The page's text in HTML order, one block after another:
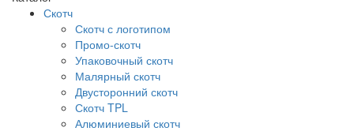
Скотч
Скотч с логотипом
Промо-скотч
Упаковочный скотч
Малярный скотч
Двусторонний скотч
Скотч TPL
Алюминиевый скотч